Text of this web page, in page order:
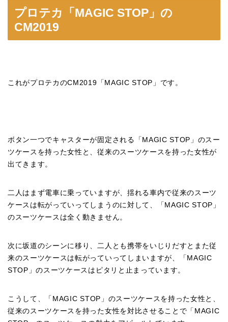
プロテカ「MAGIC STOP」の
CM2019
これがプロテカのCM2019「MAGIC STOP」です。
ボタン一つでキャスターが固定される「MAGIC STOP」のスー
ツケースを持った女性と、従来のスーツケースを持った女性が
出てきます。
二人はまず電車に乗っていますが、揺れる車内で従来のスーツ
ケースは転がっていってしまうのに対して、「MAGIC STOP」
のスーツケースは全く動きません。
次に坂道のシーンに移り、二人とも携帯をいじりだすとまた従
来のスーツケースは転がっていってしまいますが、「MAGIC
STOP」のスーツケースはピタリと止まっています。
こうして、「MAGIC STOP」のスーツケースを持った女性と、
従来のスーツケースを持った女性を対比させることで「MAGIC